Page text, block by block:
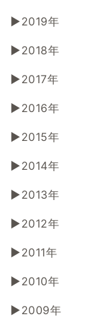
2019年
2018年
2017年
2016年
2015年
2014年
2013年
2012年
2011年
2010年
2009年